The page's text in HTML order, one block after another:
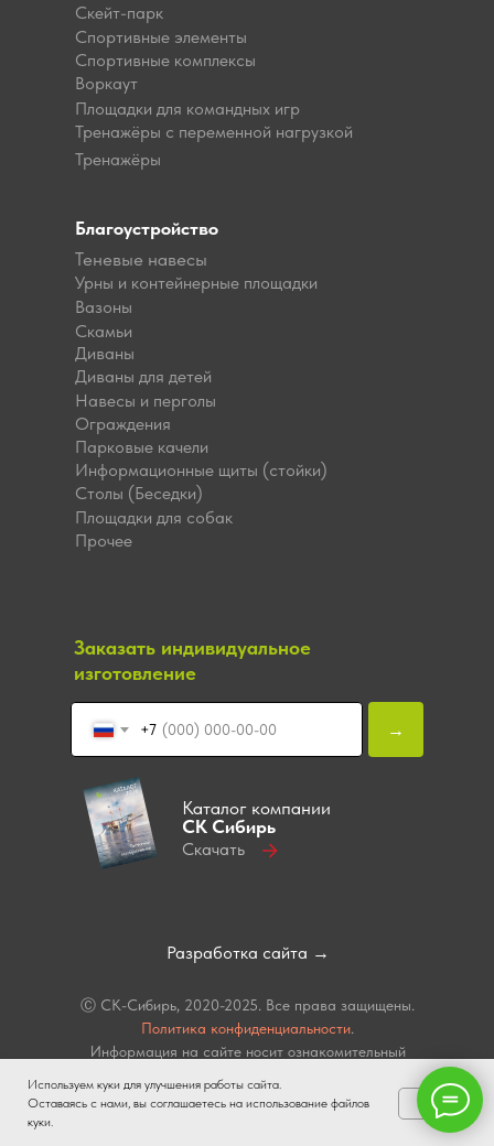
Используем куки для улучшения работы сайта.
Оставаясь с нами, вы соглашаетесь на использование файлов
куки.
OK
Ⓒ СК-Сибирь, 2020-2025. Все права защищены.
Политика конфиденциальности.
Информация на сайте носит ознакомительный
характер и не является публичной офертой,
определяемой положениями статьи 437 п.2
Каталог компании
СК Сибирь
Скачать
Заказать индивидуальное
изготовление
+7 →
Вазоны
Диваны
Диваны для детей
Информационные щиты (стойки)
Ограждения
Парковые качели
Площадки для собак
Прочее
Скамьи
Навесы и перголы
Столы (Беседки)
Урны и контейнерные площадки
Воркаут
Площадки для командных игр
Скейт-парк
Спортивные элементы
Спортивные комплексы
Тренажёры
Тренажёры с переменной нагрузкой
Благоустройство
Теневые навесы
Разработка сайта →